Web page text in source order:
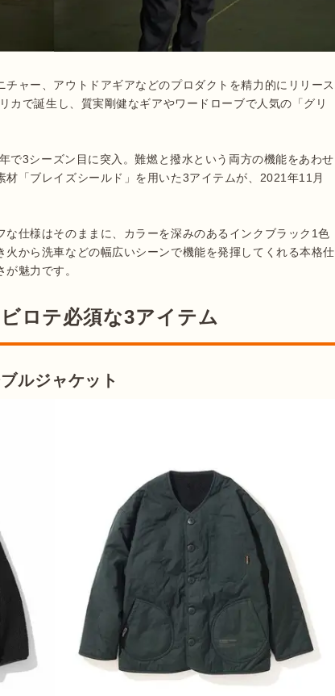
ャー、アウトドアギアなどのプロダクトを精力的にリリース
カで誕生し、質実剛健なギアやワードローブで人気の「グリ
で3シーズン目に突入。難燃と撥水という両方の機能をあわせ
「ブレイズシールド」を用いた3アイテムが、2021年11月
仕様はそのままに、カラーを深みのあるインクブラック1色
から洗車などの幅広いシーンで機能を発揮してくれる本格仕
魅力です。
ロテ必須な3アイテム
ルジャケット